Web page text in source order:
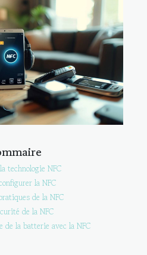
technologie NFC
la NFC
de la NFC
de la NFC
de la batterie avec la NFC